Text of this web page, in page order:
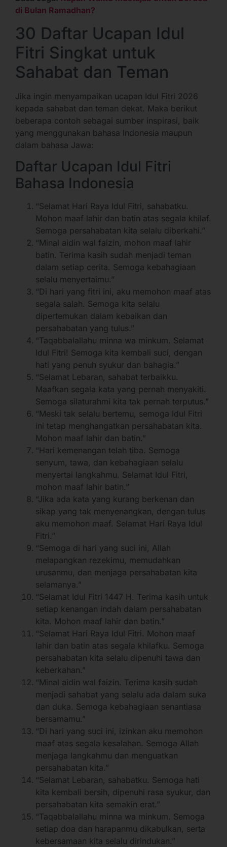
di Bulan Ramadhan?
30 Daftar Ucapan Idul
Fitri Singkat untuk
Sahabat dan Teman
Jika ingin menyampaikan ucapan Idul Fitri 2026
kepada sahabat dan teman dekat. Maka berikut
beberapa contoh sebagai sumber inspirasi, baik
yang menggunakan bahasa Indonesia maupun
dalam bahasa Jawa:
Daftar Ucapan Idul Fitri
Bahasa Indonesia
“Selamat Hari Raya Idul Fitri, sahabatku.
Mohon maaf lahir dan batin atas segala khilaf.
Semoga persahabatan kita selalu diberkahi.”
“Minal aidin wal faizin, mohon maaf lahir
batin. Terima kasih sudah menjadi teman
dalam setiap cerita. Semoga kebahagiaan
selalu menyertaimu.”
“Di hari yang fitri ini, aku memohon maaf atas
segala salah. Semoga kita selalu
dipertemukan dalam kebaikan dan
persahabatan yang tulus.”
“Taqabbalallahu minna wa minkum. Selamat
Idul Fitri! Semoga kita kembali suci, dengan
hati yang penuh syukur dan bahagia.”
“Selamat Lebaran, sahabat terbaikku.
Maafkan segala kata yang pernah menyakiti.
Semoga silaturahmi kita tak pernah terputus.”
“Meski tak selalu bertemu, semoga Idul Fitri
ini tetap menghangatkan persahabatan kita.
Mohon maaf lahir dan batin.”
“Hari kemenangan telah tiba. Semoga
senyum, tawa, dan kebahagiaan selalu
menyertai langkahmu. Selamat Idul Fitri,
mohon maaf lahir batin.”
“Jika ada kata yang kurang berkenan dan
sikap yang tak menyenangkan, dengan tulus
aku memohon maaf. Selamat Hari Raya Idul
Fitri.”
“Semoga di hari yang suci ini, Allah
melapangkan rezekimu, memudahkan
urusanmu, dan menjaga persahabatan kita
selamanya.”
“Selamat Idul Fitri 1447 H. Terima kasih untuk
setiap kenangan indah dalam persahabatan
kita. Mohon maaf lahir dan batin.”
“Selamat Hari Raya Idul Fitri. Mohon maaf
lahir dan batin atas segala khilafku. Semoga
persahabatan kita selalu dipenuhi tawa dan
keberkahan.”
“Minal aidin wal faizin. Terima kasih sudah
menjadi sahabat yang selalu ada dalam suka
dan duka. Semoga kebahagiaan senantiasa
bersamamu.”
“Di hari yang suci ini, izinkan aku memohon
maaf atas segala kesalahan. Semoga Allah
menjaga langkahmu dan menguatkan
persahabatan kita.”
“Selamat Lebaran, sahabatku. Semoga hati
kita kembali bersih, dipenuhi rasa syukur, dan
persahabatan kita semakin erat.”
“Taqabbalallahu minna wa minkum. Semoga
setiap doa dan harapanmu dikabulkan, serta
kebersamaan kita selalu dirindukan.”